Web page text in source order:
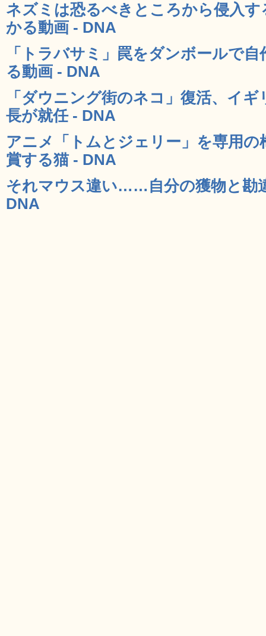
ネズミは恐るべきところから侵入
かる動画 - DNA
「トラバサミ」罠をダンボールで
る動画 - DNA
「ダウニング街のネコ」復活、イ
長が就任 - DNA
アニメ「トムとジェリー」を専用
賞する猫 - DNA
それマウス違い……自分の獲物と勘
DNA